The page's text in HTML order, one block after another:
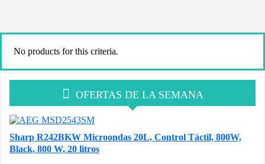
No products for this criteria.
OFERTAS DE LA SEMANA
Sharp R242BKW Microondas 20L, Control Táctil, 800W,
Black, 800 W, 20 litros